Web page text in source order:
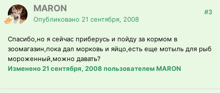
MARON
Опубликовано 21 сентября, 2008
#3
Спасибо,но я сейчас приберусь и пойду за кормом в
зоомагазин,пока дал морковь и яйцо,есть еще мотыль для рыб
мороженный,можно давать?
Изменено21 сентября, 2008 пользователем MARON